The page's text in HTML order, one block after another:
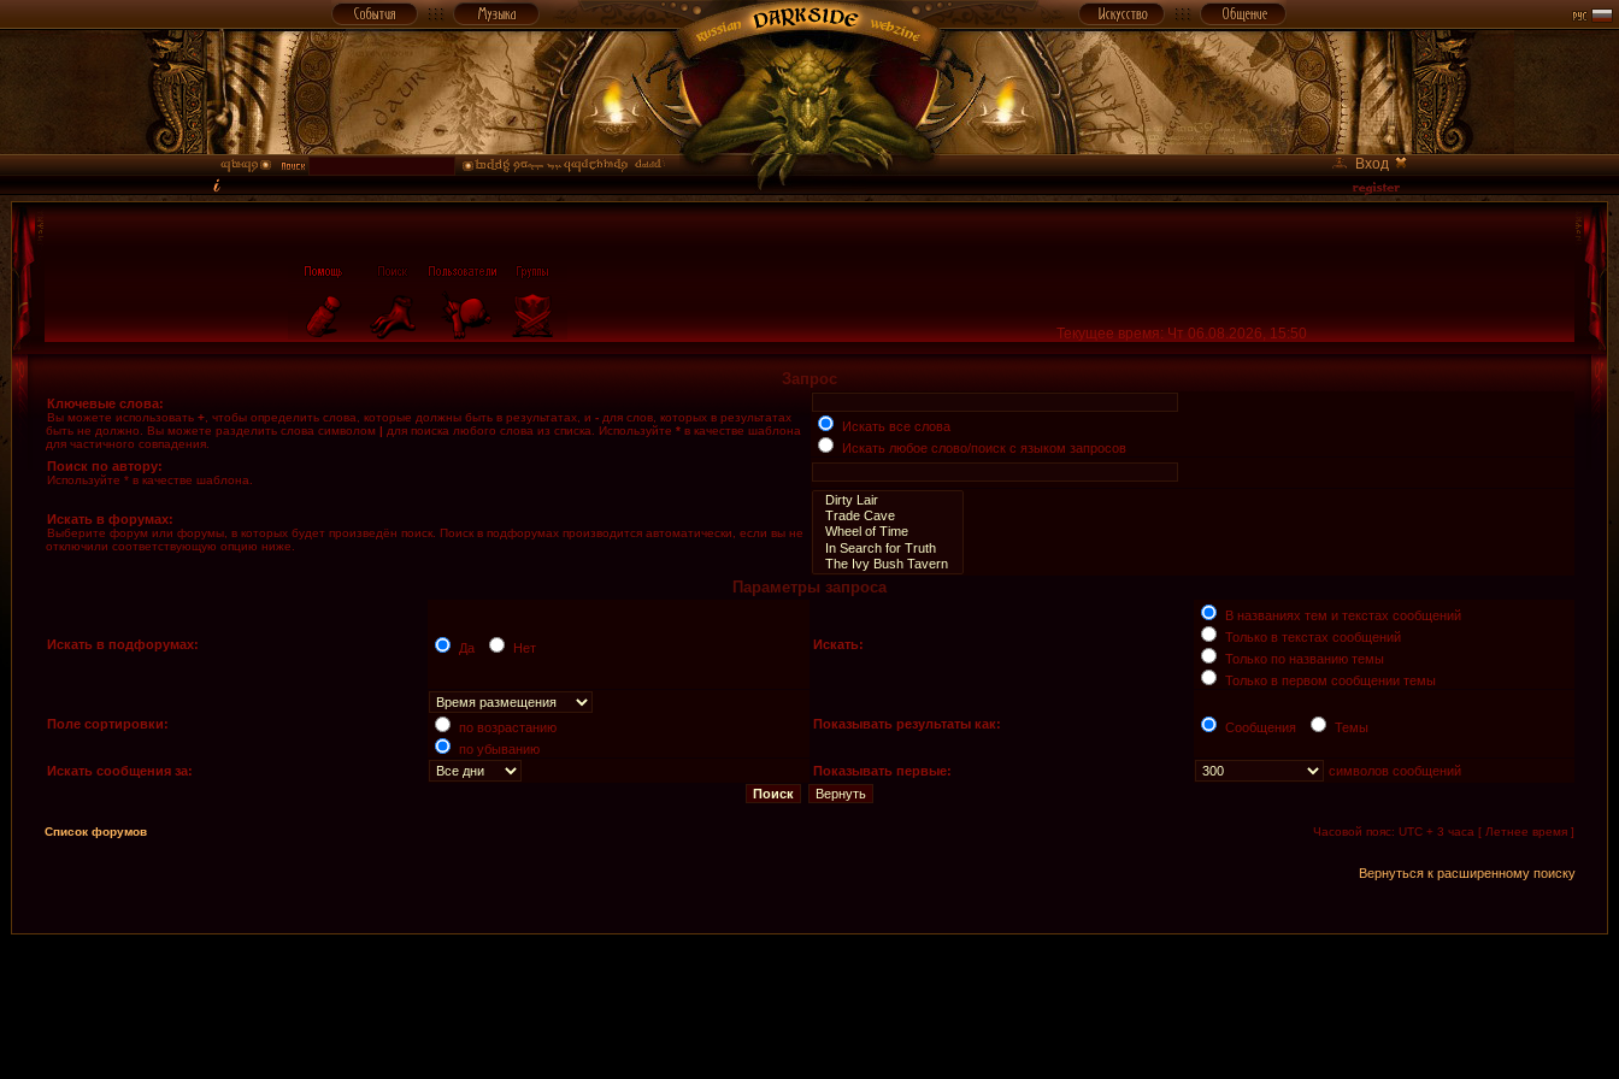
Вход
Текущее время: Чт 06.08.2026, 15:50
Запрос
Ключевые слова:
Вы можете использовать + , чтобы определить слова, которые должны быть в результатах, и - для слов, которых в результатах
быть не должно. Вы можете разделить слова символом | для поиска любого слова из списка. Используйте * в качестве шаблона
для частичного совпадения.
Искать все слова
Искать любое слово/поиск с языком запросов
Поиск по автору:
Используйте * в качестве шаблона.
Искать в форумах:
Выберите форум или форумы, в которых будет произведён поиск. Поиск в подфорумах производится автоматически, если вы не
отключили соответствующую опцию ниже.
Параметры запроса
Искать в подфорумах: Да Нет Искать:
В названиях тем и текстах сообщений
Только в текстах сообщений
Только по названию темы
Только в первом сообщении темы
Поле сортировки:
по возрастанию
по убыванию
Показывать результаты как: Сообщения Темы
Искать сообщения за: Показывать первые: символов сообщений
Список форумов Часовой пояс: UTC + 3 часа [ Летнее время ]
Вернуться к расширенному поиску